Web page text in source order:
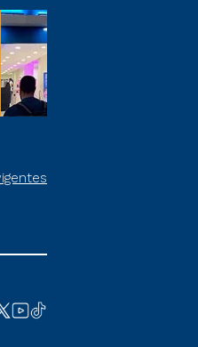
na prova on-line
e EAD são